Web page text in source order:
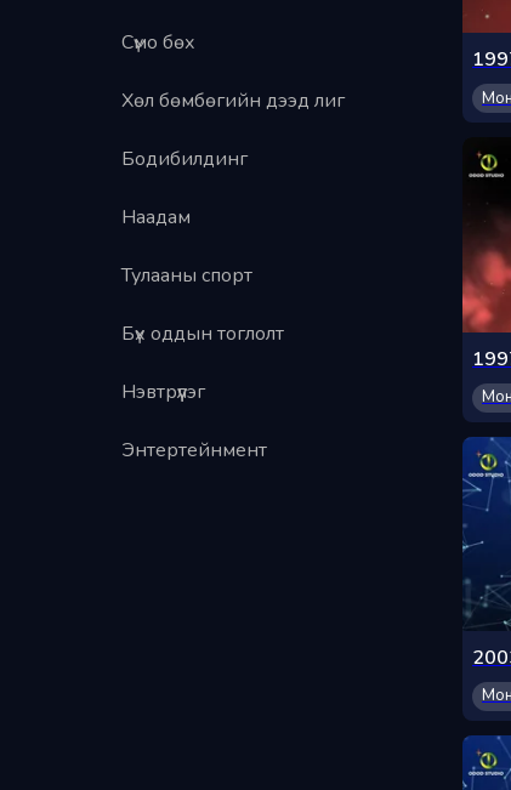
Сүмо бөх
Хөл бөмбөгийн дээд лиг
Бодибилдинг
Наадам
Тулааны спорт
Бүх оддын тоглолт
Нэвтрүүлэг
Энтертейнмент